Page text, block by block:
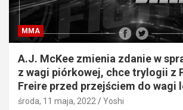
MMA
A.J. McKee zmienia zdanie w
z wagi piórkowej, chce trylogii z
Freire przed przejściem do wagi
środa, 11 maja, 2022 Yoshi